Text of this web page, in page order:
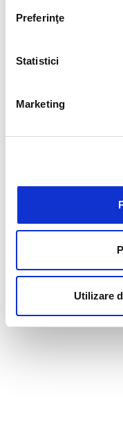
Preferinţe
Statistici
Marketing
Utilizare